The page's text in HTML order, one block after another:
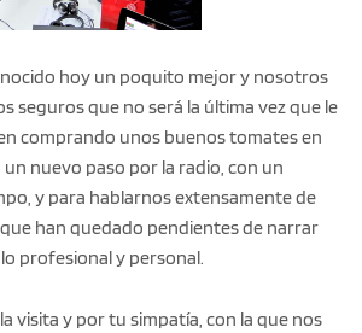
hoy un poquito mejor y nosotros
seguros que no será la última vez que le
comprando unos buenos tomates en
nuevo paso por la radio, con un
y para hablarnos extensamente de
han quedado pendientes de narrar
profesional y personal.
visita y por tu simpatía, con la que nos